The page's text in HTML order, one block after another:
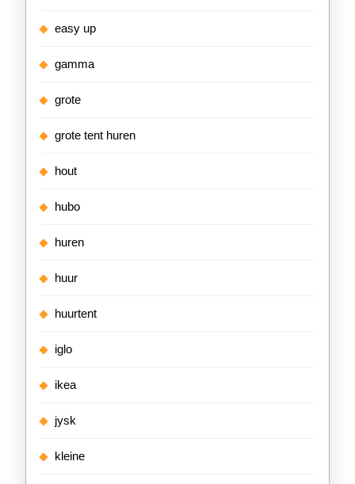
easy up
gamma
grote
grote tent huren
hout
hubo
huren
huur
huurtent
iglo
ikea
jysk
kleine